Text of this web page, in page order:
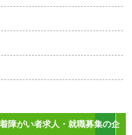
障がい者求人・就職募集の企